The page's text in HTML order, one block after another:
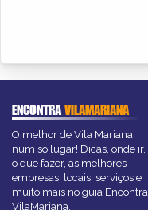
ENCONTRAVILAMARIANA
O melhor de Vila Mariana
num só lugar! Dicas, onde ir,
o que fazer, as melhores
empresas, locais, serviços e
muito mais no guia Encontra
VilaMariana.